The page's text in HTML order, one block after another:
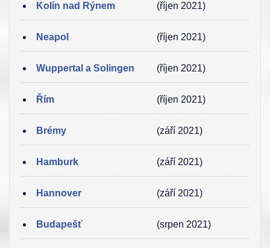
Kolín nad Rýnem (říjen 2021)
Neapol (říjen 2021)
Wuppertal a Solingen (říjen 2021)
Řím (říjen 2021)
Brémy (září 2021)
Hamburk (září 2021)
Hannover (září 2021)
Budapešť (srpen 2021)